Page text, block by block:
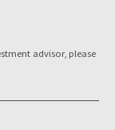
advisor, please